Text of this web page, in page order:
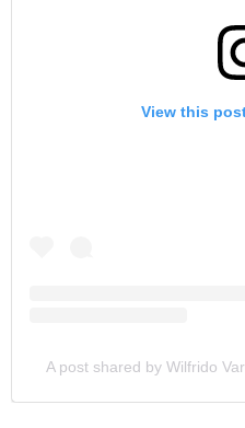
View this
A post shared by Wilfrido